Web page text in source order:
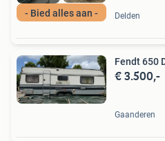
- Bied alles aan - Delden
Fendt 650
€ 3.500,-
Gaanderen